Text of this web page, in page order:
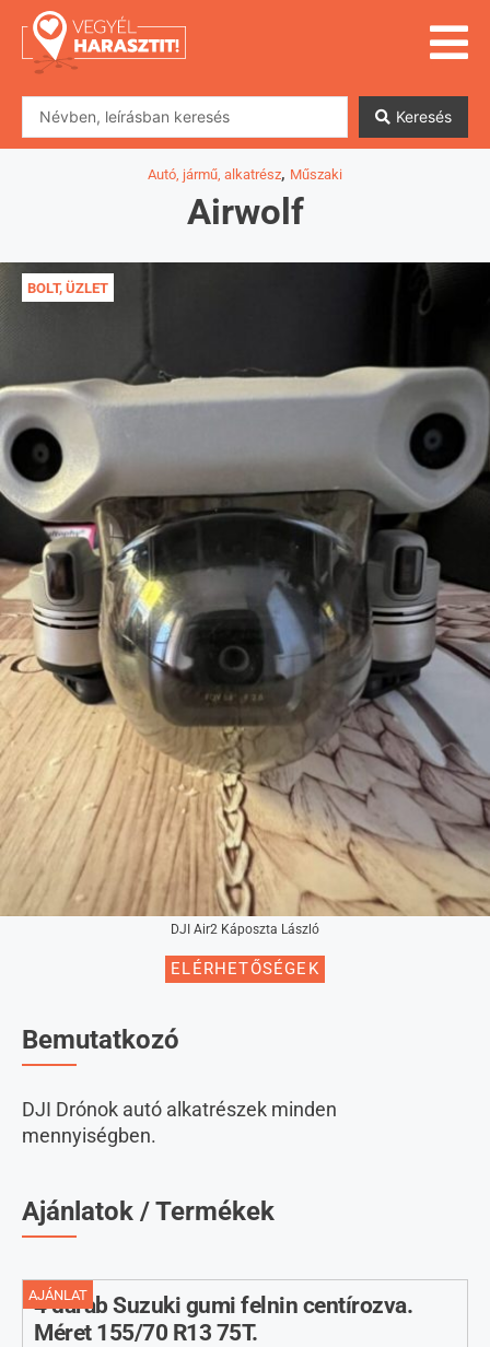
Keresés
Autó, jármű, alkatrész, Műszaki
Airwolf
DJI Air2 Káposzta László
ELÉRHETŐSÉGEK
BOLT, ÜZLET
Bemutatkozó
DJI Drónok autó alkatrészek minden
mennyiségben.
Ajánlatok / Termékek
AJÁNLAT
4 darab Suzuki gumi felnin centírozva.
Méret 155/70 R13 75T.